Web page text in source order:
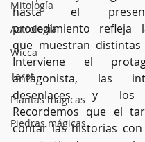
Mitología
Astrología
Wicca
Tarot
Plantas mágicas
Piedras mágicas
hasta el
procedimiento refleja
que muestran distintas
Interviene el
antagonista, las
desenlaces y los
Recordemos que el
contar las historias